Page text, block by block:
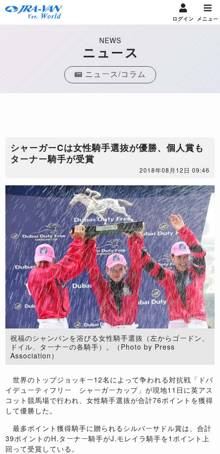
ログイン メニュー
NEWS
ニュース
ニュース/コラム
シャーガーCは女性騎手選抜が優勝、個人賞も
ターナー騎手が受賞
2018年08月12日 09:46
祝福のシャンパンを浴びる女性騎手選抜（左からゴードン、
ドイル、ターナーの各騎手）。（Photo by Press
Association）
世界のトップジョッキー12名によって争われる対抗戦「ドバ
イデューティフリー シャーガーカップ」が現地11日に英アス
コット競馬場で行われ、女性騎手選抜が合計76ポイントを獲得
して優勝した。
最多ポイント獲得騎手に贈られるシルバーサドル賞は、合計
39ポイントのH.ターナー騎手がJ.モレイラ騎手を1ポイント上
回って受賞している。